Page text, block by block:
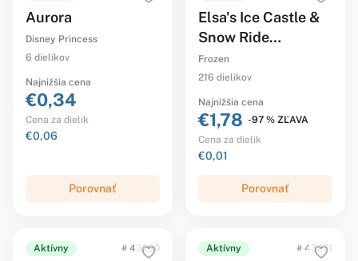
Aurora
Disney Princess
6 dielikov
Najnižšia cena
€0,34
Cena za dielik
€0,06
Porovnať
Elsa's Ice Castle &
Snow Ride
Adventure
Frozen
216 dielikov
Najnižšia cena
€1,78 -97 % ZĽAVA
Cena za dielik
€0,01
Porovnať
Aktívny # 43290 Aktívny # 43271